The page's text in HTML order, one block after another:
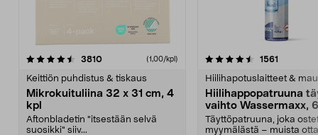
3810arvostelut (1,00/kpl)
Keittiön puhdistus & tiskaus
Mikrokuituliina 32 x 31 cm, 4
kpl
Aftonbladetin "itsestään selvä
suosikki" siiv...
4.5viidestä
1561
Hiilihapotuslaitteet &
Hiilihappopatruuna
vaihto Wassermaxx,
Täyttöpatruuna, joka
myymälästä – muista
4.5viidestä